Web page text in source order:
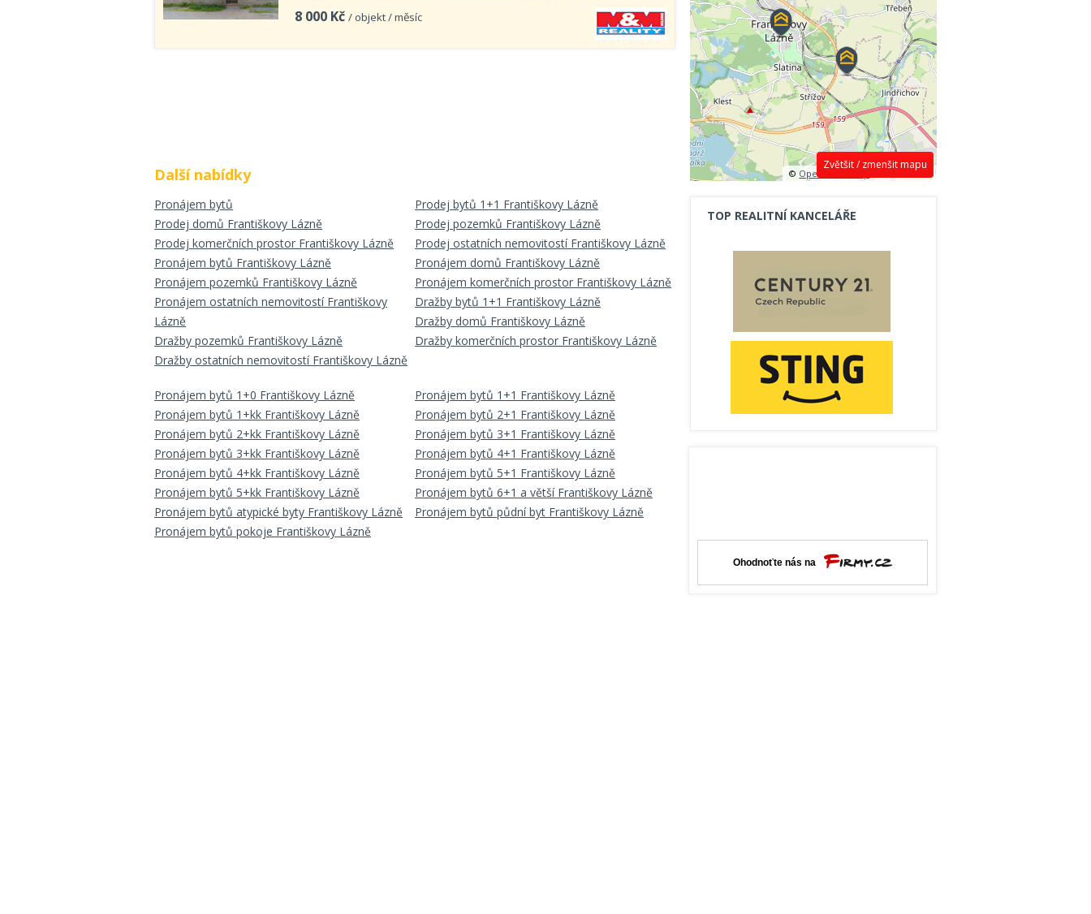
8 000 Kč / objekt / měsíc
Další nabídky
Pronájem bytů
Prodej bytů 1+1 Františkovy Lázně
Prodej domů Františkovy Lázně
Prodej pozemků Františkovy Lázně
Prodej komerčních prostor Františkovy Lázně
Prodej ostatních nemovitostí Františkovy Lázně
Pronájem bytů Františkovy Lázně
Pronájem domů Františkovy Lázně
Pronájem pozemků Františkovy Lázně
Pronájem komerčních prostor Františkovy Lázně
Pronájem ostatních nemovitostí Františkovy
Lázně
Dražby bytů 1+1 Františkovy Lázně
Dražby domů Františkovy Lázně
Dražby pozemků Františkovy Lázně
Dražby komerčních prostor Františkovy Lázně
Dražby ostatních nemovitostí Františkovy Lázně
Pronájem bytů 1+0 Františkovy Lázně
Pronájem bytů 1+1 Františkovy Lázně
Pronájem bytů 1+kk Františkovy Lázně
Pronájem bytů 2+1 Františkovy Lázně
Pronájem bytů 2+kk Františkovy Lázně
Pronájem bytů 3+1 Františkovy Lázně
Pronájem bytů 3+kk Františkovy Lázně
Pronájem bytů 4+1 Františkovy Lázně
Pronájem bytů 4+kk Františkovy Lázně
Pronájem bytů 5+1 Františkovy Lázně
Pronájem bytů 5+kk Františkovy Lázně
Pronájem bytů 6+1 a větší Františkovy Lázně
Pronájem bytů atypické byty Františkovy Lázně
Pronájem bytů půdní byt Františkovy Lázně
Pronájem bytů pokoje Františkovy Lázně
Zvětšit / zmenšit mapu
© OpenStreetMap contributors.
TOP REALITNÍ KANCELÁŘE